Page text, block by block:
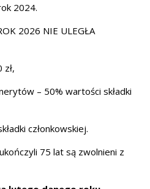
2024.
2026 NIE ULEGŁA
zł,
– 50% wartości składki
członkowskiej.
75 lat są zwolnieni z